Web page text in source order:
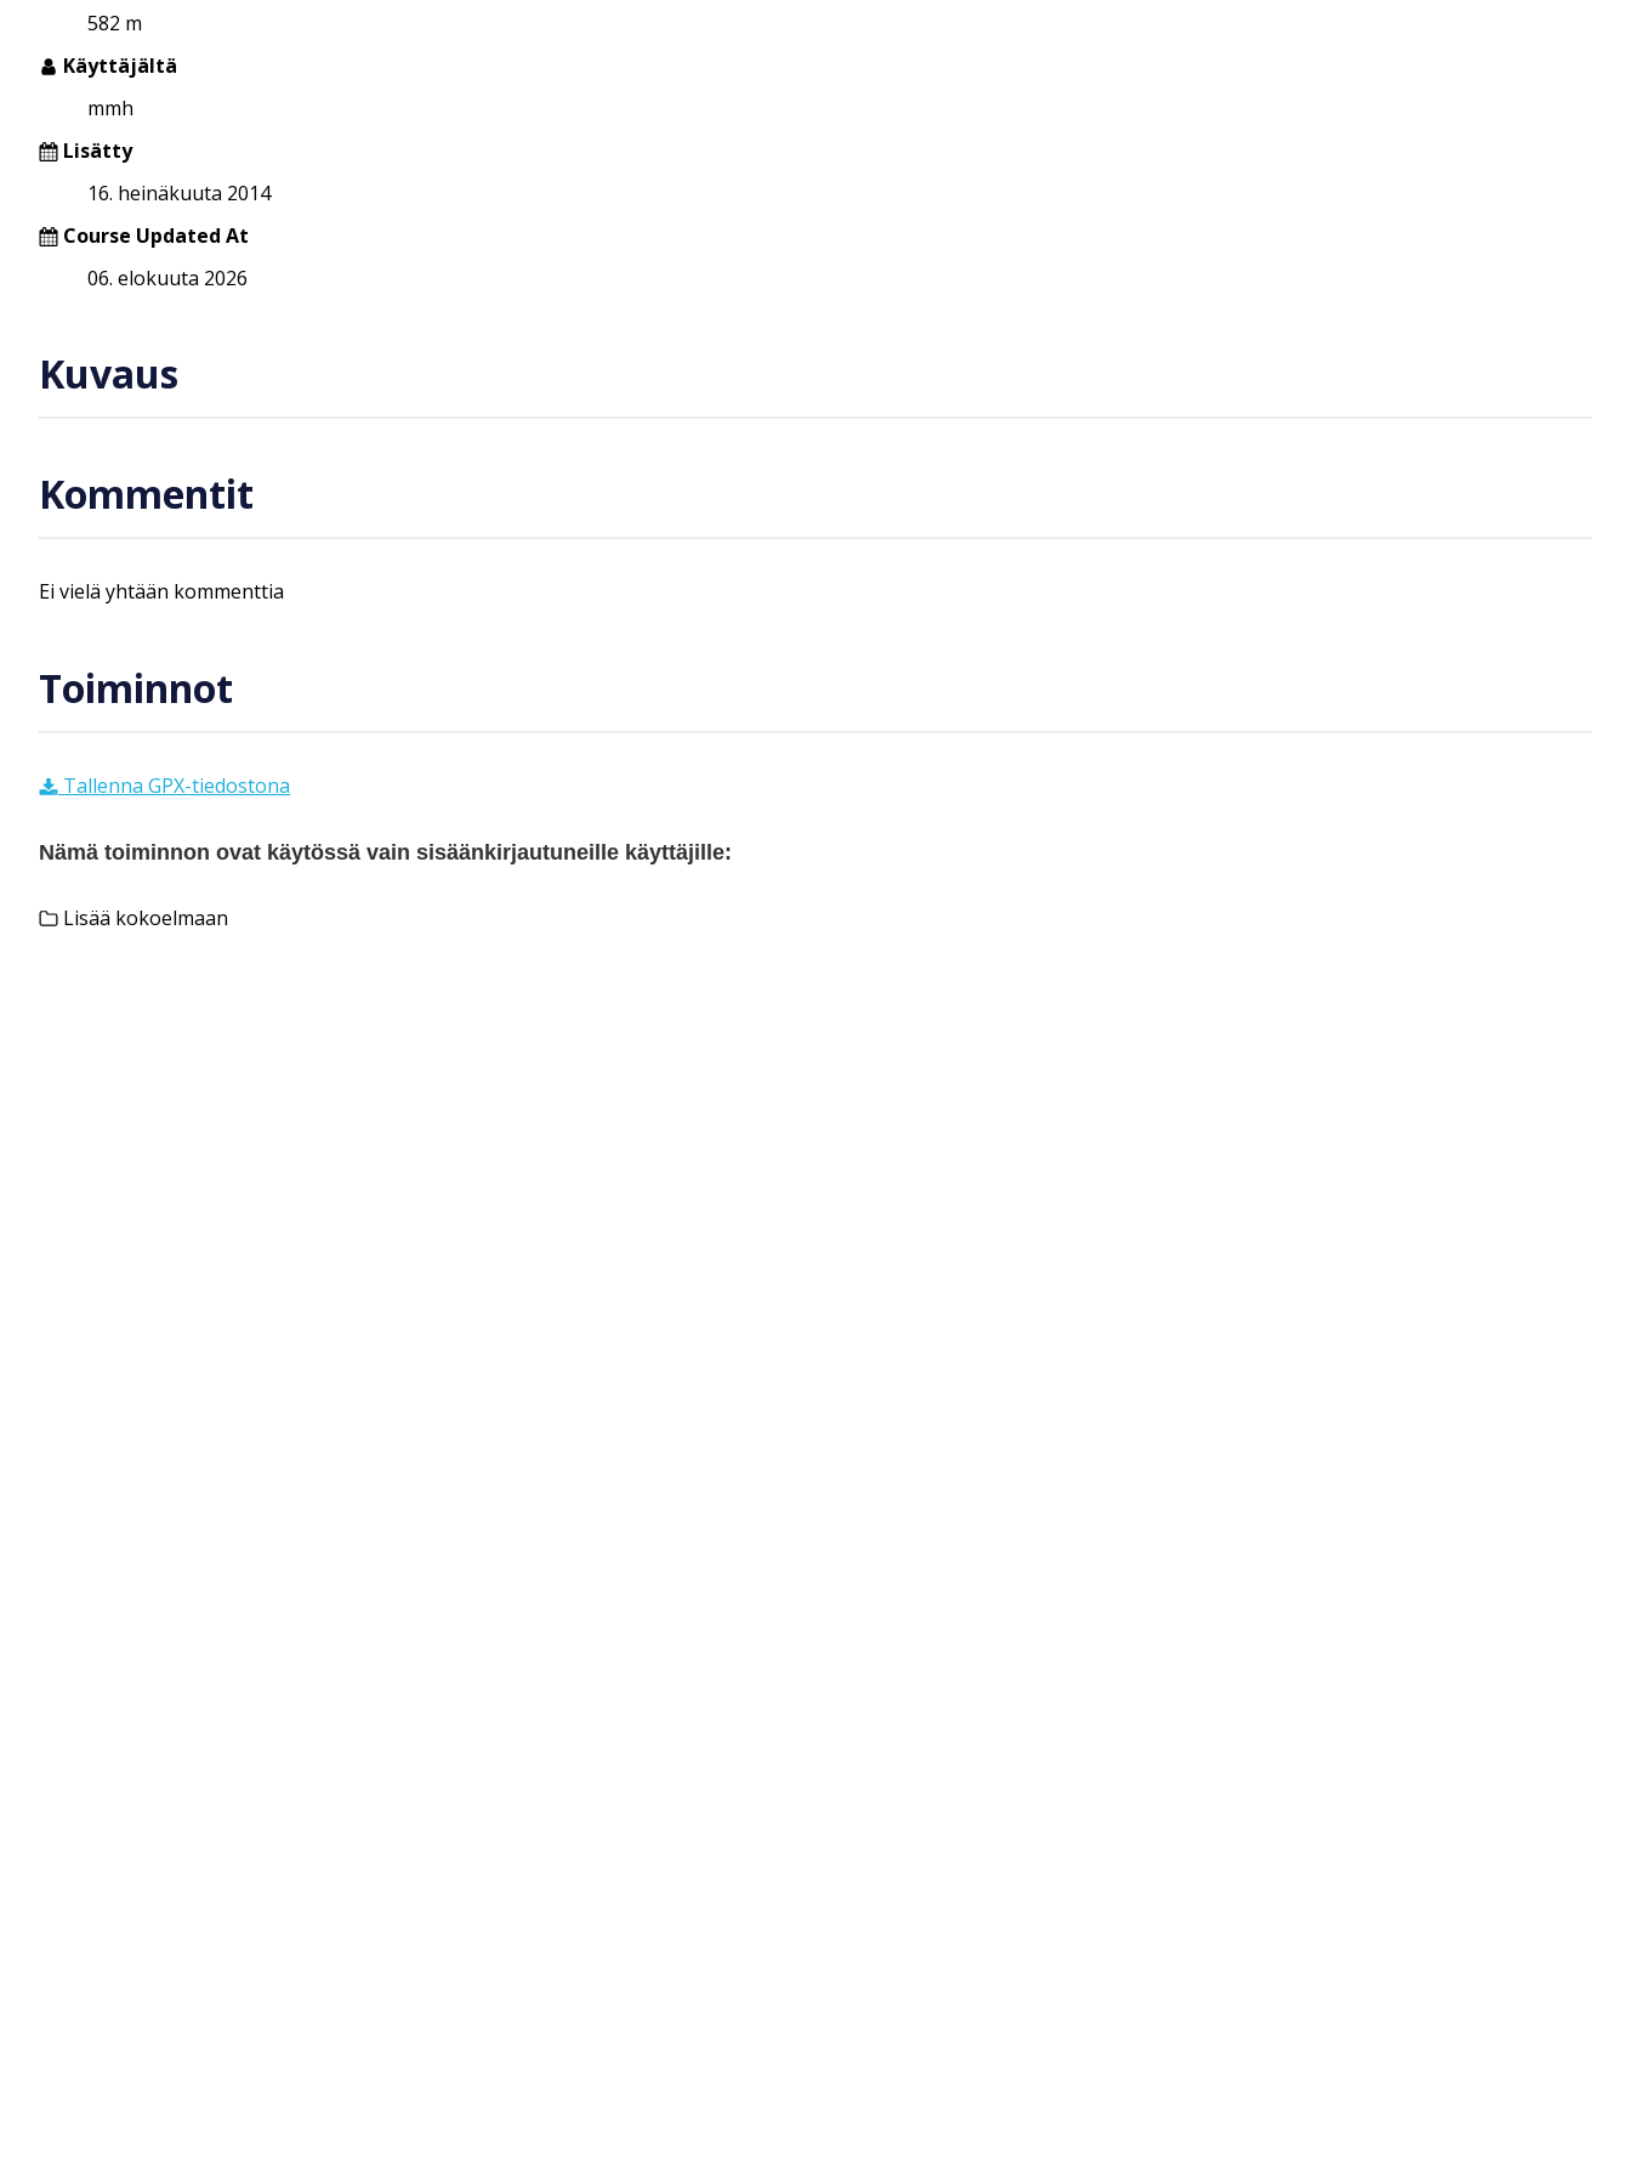
582 m
Käyttäjältä
mmh
Lisätty
16. heinäkuuta 2014
Course Updated At
06. elokuuta 2026
Kuvaus
Kommentit
Ei vielä yhtään kommenttia
Toiminnot
Tallenna GPX-tiedostona
Nämä toiminnon ovat käytössä vain sisäänkirjautuneille käyttäjille:
Lisää kokoelmaan